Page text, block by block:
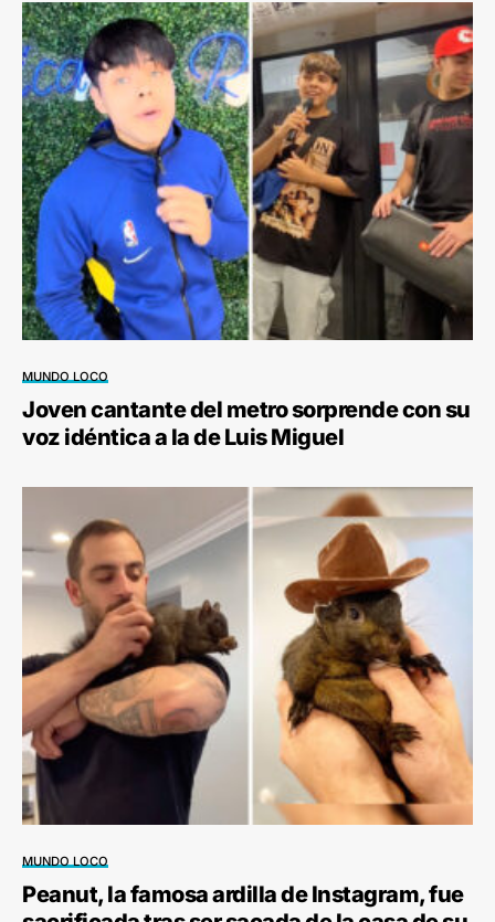
MUNDO LOCO
Joven cantante del metro sorprende con su
voz idéntica a la de Luis Miguel
MUNDO LOCO
Peanut, la famosa ardilla de Instagram, fue